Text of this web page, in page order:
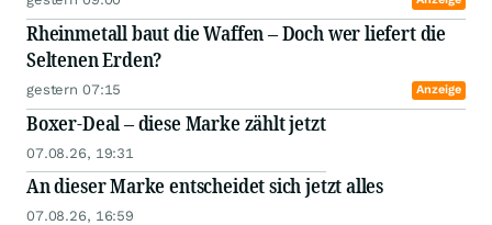
Rheinmetall baut die Waffen – Doch wer liefert die
Seltenen Erden?
gestern 07:15 Anzeige
Boxer-Deal – diese Marke zählt jetzt
07.08.26, 19:31
An dieser Marke entscheidet sich jetzt alles
07.08.26, 16:59